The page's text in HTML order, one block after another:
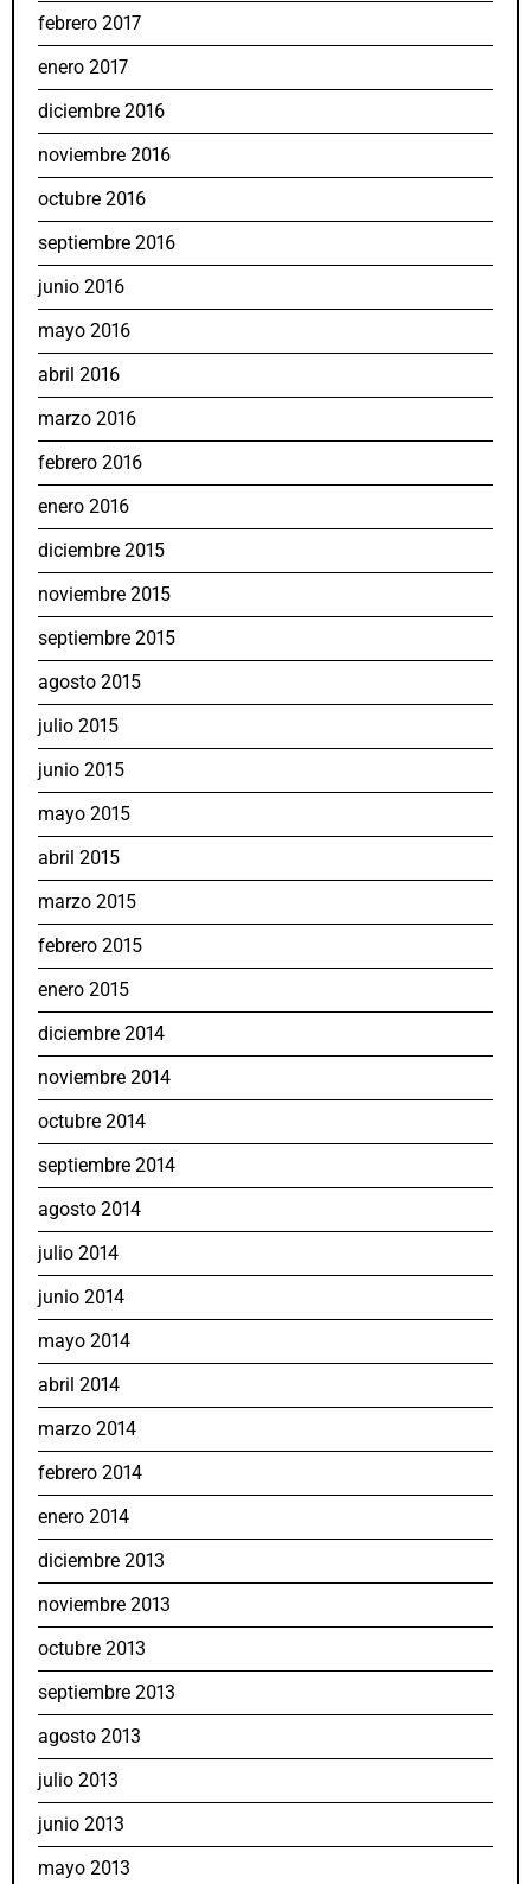
febrero 2017
enero 2017
diciembre 2016
noviembre 2016
octubre 2016
septiembre 2016
junio 2016
mayo 2016
abril 2016
marzo 2016
febrero 2016
enero 2016
diciembre 2015
noviembre 2015
septiembre 2015
agosto 2015
julio 2015
junio 2015
mayo 2015
abril 2015
marzo 2015
febrero 2015
enero 2015
diciembre 2014
noviembre 2014
octubre 2014
septiembre 2014
agosto 2014
julio 2014
junio 2014
mayo 2014
abril 2014
marzo 2014
febrero 2014
enero 2014
diciembre 2013
noviembre 2013
octubre 2013
septiembre 2013
agosto 2013
julio 2013
junio 2013
mayo 2013